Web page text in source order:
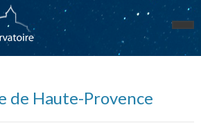
de Haute-Provence